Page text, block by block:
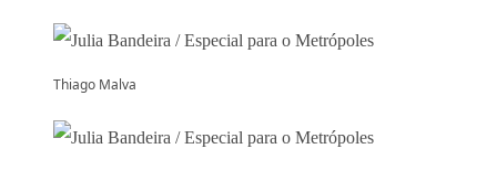
Thiago Malva